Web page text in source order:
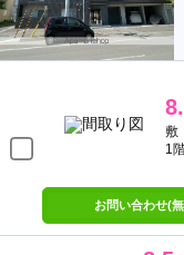
敷
1
お問い合わせ(